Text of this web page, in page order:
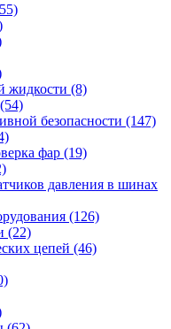
жидкости (8)
(54)
безопасности (147)
фар (19)
давления в шинах
(126)
(22)
цепей (46)